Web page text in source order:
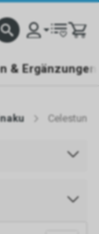
& Ergänzungen
Celestun